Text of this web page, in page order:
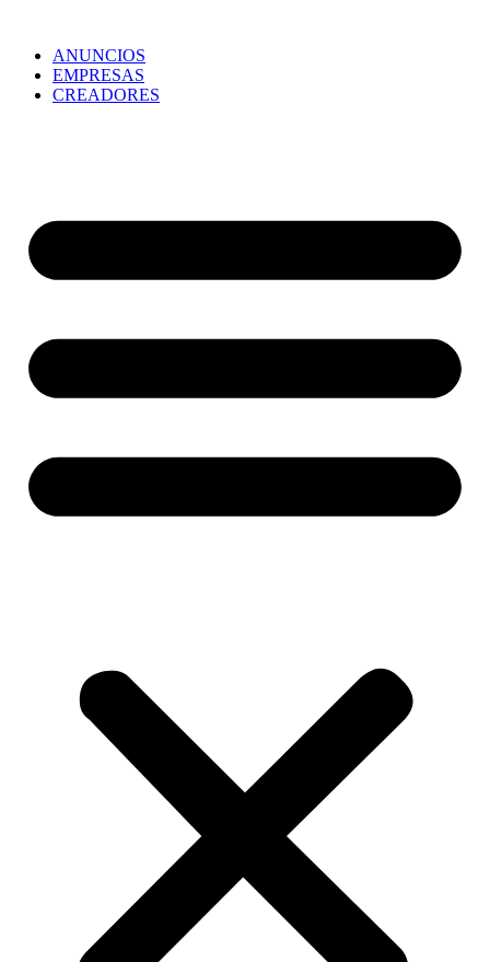
ANUNCIOS
EMPRESAS
CREADORES